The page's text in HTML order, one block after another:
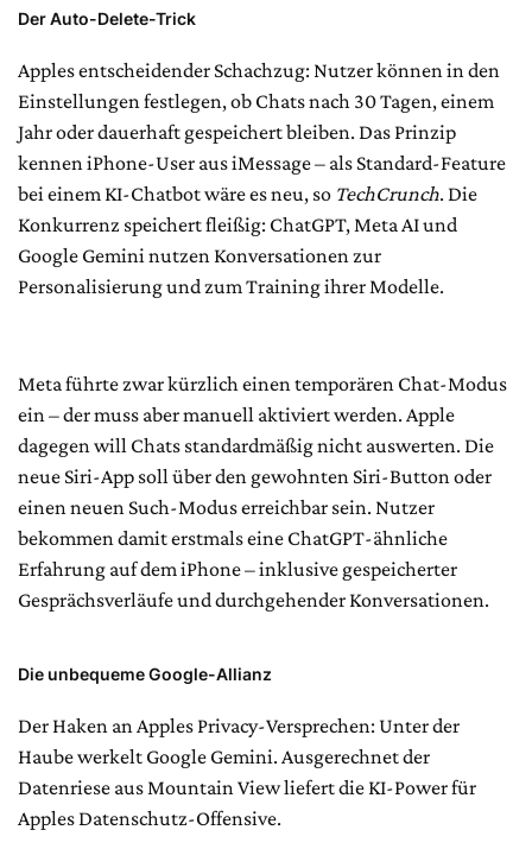
Der Auto-Delete-Trick
Apples entscheidender Schachzug: Nutzer können in den
Einstellungen festlegen, ob Chats nach 30 Tagen, einem
Jahr oder dauerhaft gespeichert bleiben. Das Prinzip
kennen iPhone-User aus iMessage – als Standard-Feature
bei einem KI-Chatbot wäre es neu, so TechCrunch. Die
Konkurrenz speichert fleißig: ChatGPT, Meta AI und
Google Gemini nutzen Konversationen zur
Personalisierung und zum Training ihrer Modelle.
Meta führte zwar kürzlich einen temporären Chat-Modus
ein – der muss aber manuell aktiviert werden. Apple
dagegen will Chats standardmäßig nicht auswerten. Die
neue Siri-App soll über den gewohnten Siri-Button oder
einen neuen Such-Modus erreichbar sein. Nutzer
bekommen damit erstmals eine ChatGPT-ähnliche
Erfahrung auf dem iPhone – inklusive gespeicherter
Gesprächsverläufe und durchgehender Konversationen.
Die unbequeme Google-Allianz
Der Haken an Apples Privacy-Versprechen: Unter der
Haube werkelt Google Gemini. Ausgerechnet der
Datenriese aus Mountain View liefert die KI-Power für
Apples Datenschutz-Offensive.